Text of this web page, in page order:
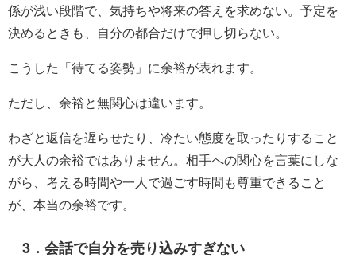
係が浅い段階で、気持ちや将来の答えを求めない。予定を
決めるときも、自分の都合だけで押し切らない。
こうした「待てる姿勢」に余裕が表れます。
ただし、余裕と無関心は違います。
わざと返信を遅らせたり、冷たい態度を取ったりすること
が大人の余裕ではありません。相手への関心を言葉にしな
がら、考える時間や一人で過ごす時間も尊重できること
が、本当の余裕です。
3．会話で自分を売り込みすぎない